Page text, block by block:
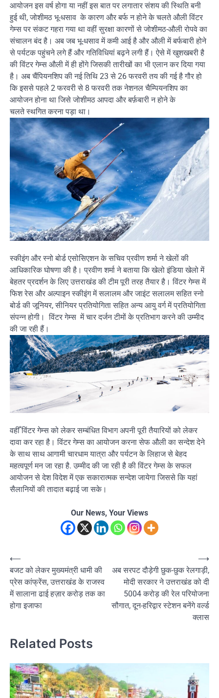
आयोजन इस वर्ष होगा या नहीं इस बात पर लगातार संशय की स्थिति बनी
हुई थी, जोशीमठ भू-धसाव के कारण और बर्फ न होने के चलते औली विंटर
गेम्स पर संकट गहरा गया था वहीं सुरक्षा कारणों से जोशीमठ-औली रोपवे का
संचालन बंद है। अब जब भू-धसाव में कमी आई है और औली में बर्फबारी होने
से पर्यटक पहुंचने लगे हैं और गतिविधियां बढ़ने लगी हैं। ऐसे में खुशखबरी है
की विंटर गेम्स औली में ही होंगे जिसकी तारीखों का भी एलान कर दिया गया
है। अब चैंपियनशिप की नई तिथि 23 से 26 फरवरी तय की गई है गौर हो
कि इससे पहले 2 फरवरी से 8 फरवरी तक नेशनल चैम्पियनशिप का
आयोजन होना था जिसे जोशीमठ आपदा और बर्फ़बारी न होने के
चलते स्थगित करना पड़ा था।
स्कीइंग और स्नो बोर्ड एसोसिएशन के सचिव प्रवीण शर्मा ने खेलों की
आधिकारिक घोषणा की है। प्रवीण शर्मा ने बताया कि खेलो इंडिया खेलो में
बेहतर प्रदर्शन के लिए उत्तराखंड की टीम पूरी तरह तैयार है। विंटर गेम्स में
फिश रेस और अल्पाइन स्कीइंग में सलालम और जाइंट सलालम सहित स्नो
बोर्ड की जूनियर, सीनियर प्रतियोगिता सहित अन्य आयु वर्ग में प्रतियोगिता
संपन्न होगी। विंटर गेम्स में चार दर्जन टीमों के प्रतिभाग करने की उम्मीद
की जा रही हैं।
वहीँ विंटर गेम्स को लेकर सम्बंधित विभाग अपनी पूरी तैयारियों को लेकर
दावा कर रहा है। विंटर गेम्स का आयोजन करना सेफ औली का सन्देश देने
के साथ साथ आगामी चारधाम यात्रा और पर्यटन के लिहाज से बेहद
महत्वपूर्ण मन जा रहा है. उम्मीद की जा रही है की विंटर गेम्स के सफल
आयोजन से देश विदेश में एक सकारात्मक सन्देश जायेगा जिससे कि यहां
सैलानियों की तादात बढ़ाई जा सके।
Our News, Your Views
Post
navigation
⟵
बजट को लेकर मुख्यमंत्री धामी की
प्रेस कांफ्रेंस, उत्तराखंड के राजस्व
में सालाना ढाई हज़ार करोड़ तक का
होगा इजाफा
अब सरपट दौड़ेगी छुक-छुक रेलगाड़ी,
मोदी सरकार ने उत्तराखंड को दी
5004 करोड़ की रेल परियोजना
सौगात, दून-हरिद्वार स्टेशन बनेंगे वर्ल्ड
क्लास
⟶
Related Posts